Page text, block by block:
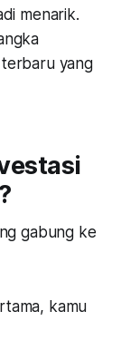
menarik.
yang
gabung ke
kamu